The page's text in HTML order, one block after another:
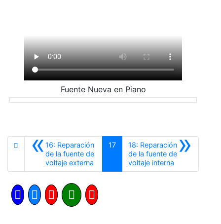
Fuente Nueva en Piano
«16: Reparación
de la fuente de
voltaje externa
17 »
18: Reparación
de la fuente de
voltaje internaSiguiente